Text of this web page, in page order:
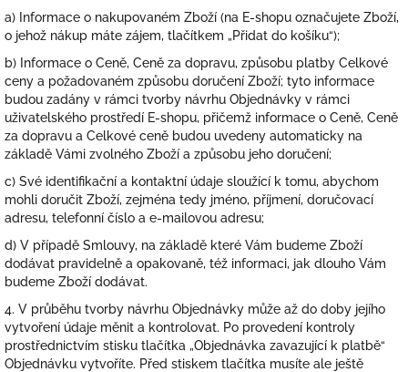
a) Informace o nakupovaném Zboží (na E-shopu označujete Zboží,
o jehož nákup máte zájem, tlačítkem „Přidat do košíku“);
b) Informace o Ceně, Ceně za dopravu, způsobu platby Celkové
ceny a požadovaném způsobu doručení Zboží; tyto informace
budou zadány v rámci tvorby návrhu Objednávky v rámci
uživatelského prostředí E-shopu, přičemž informace o Ceně, Ceně
za dopravu a Celkové ceně budou uvedeny automaticky na
základě Vámi zvolného Zboží a způsobu jeho doručení;
c) Své identifikační a kontaktní údaje sloužící k tomu, abychom
mohli doručit Zboží, zejména tedy jméno, příjmení, doručovací
adresu, telefonní číslo a e-mailovou adresu;
d) V případě Smlouvy, na základě které Vám budeme Zboží
dodávat pravidelně a opakovaně, též informaci, jak dlouho Vám
budeme Zboží dodávat.
4. V průběhu tvorby návrhu Objednávky může až do doby jejího
vytvoření údaje měnit a kontrolovat. Po provedení kontroly
prostřednictvím stisku tlačítka „Objednávka zavazující k platbě“
Objednávku vytvoříte. Před stiskem tlačítka musíte ale ještě